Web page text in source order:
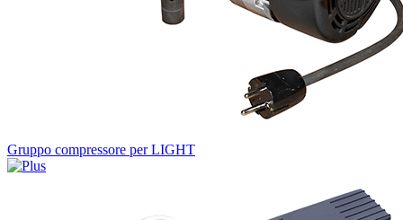
Gruppo compressore per LIGHT